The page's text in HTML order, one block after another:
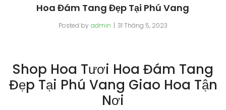
Hoa Đám Tang Đẹp Tại Phú Vang
Posted by admin 31 Tháng 5, 2023
Shop Hoa Tươi Hoa Đám Tang
Đẹp Tại Phú Vang Giao Hoa Tận
Nơi